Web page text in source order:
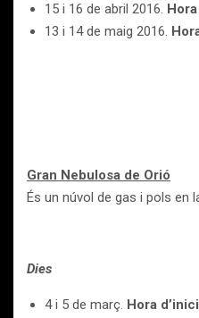
15 i 16 de abril 2016.
13 i 14 de maig 2016.
Gran Nebulosa de Orió
És un núvol de gas i pols en
Dies
4 i 5 de març. Hora